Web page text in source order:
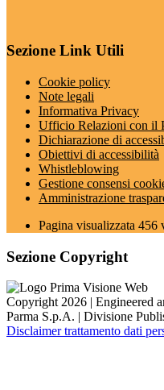
Sezione Link Utili
Cookie policy
Note legali
Informativa Privacy
Ufficio Relazioni con il
Dichiarazione di
Obiettivi di accessibilità
Whistleblowing
Gestione consensi
Amministrazione
Pagina visualizzata 456
Sezione Copyright
Copyright 2026 | Engineered
Parma S.p.A. | Divisione
Disclaimer trattamento dati